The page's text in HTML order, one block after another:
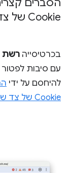
הסברים
Cookie של צד שלישי ב'רשת' > 'קובצי Cookie'
בכרטיסייה רשת
להיחסם על ידי
Cookie של צד שלישי